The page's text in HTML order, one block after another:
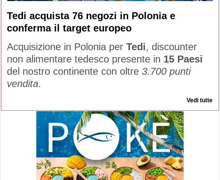
Tedi acquista 76 negozi in Polonia e
conferma il target europeo
Acquisizione in Polonia per Tedi, discounter
non alimentare tedesco presente in 15 Paesi
del nostro continente con oltre 3.700 punti
vendita.
Vedi tutte